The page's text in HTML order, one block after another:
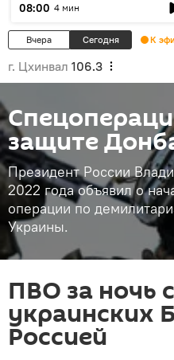
08:00 4 мин
Вчера Сегодня К
г. Цхинвал 106.3
защите
Президент России
2022 года объявил о
операции по
Украины.
ПВО за ночь
украинских
Россией